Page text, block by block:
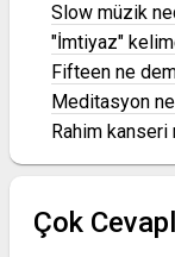
Slow müzik
"İmtiyaz"
Fifteen ne
Meditasyon
Rahim kanseri
Çok